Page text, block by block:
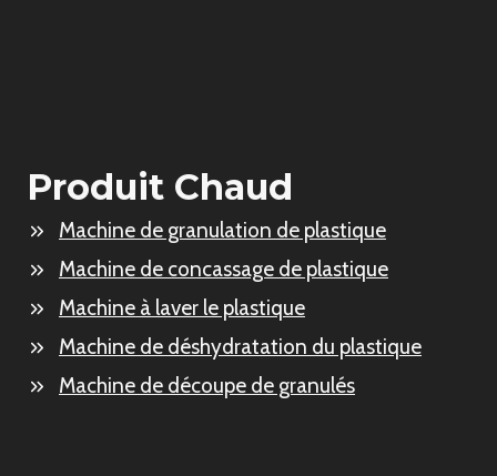
Produit Chaud
Machine de granulation de plastique
Machine de concassage de plastique
Machine à laver le plastique
Machine de déshydratation du plastique
Machine de découpe de granulés